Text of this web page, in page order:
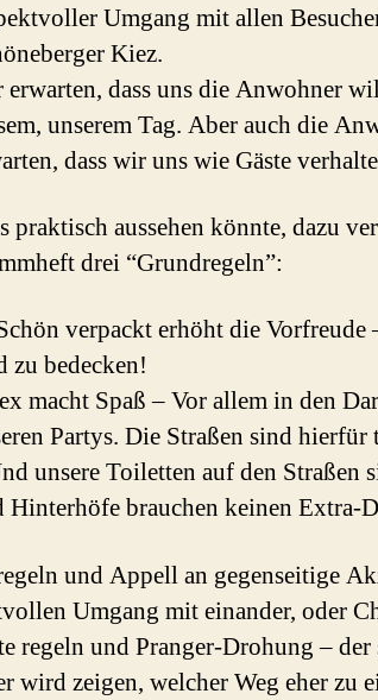
Umgang mit allen
Kiez.
dass uns die Anwohner
unserem Tag. Aber auch die
dass wir uns wie Gäste
praktisch aussehen könnte, dazu
drei “Grundregeln”:
verpackt erhöht die Vorfreude
zu bedecken!
macht Spaß – Vor allem in den
Partys. Die Straßen sind hierfür
unsere Toiletten auf den Straßen
Hinterhöfe brauchen keinen Extra-
und Appell an gegenseitige
Umgang mit einander, oder
regeln und Pranger-Drohung – der
wird zeigen, welcher Weg eher zu